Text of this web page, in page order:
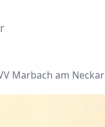
Marbach am Neckar